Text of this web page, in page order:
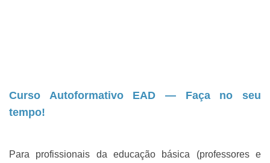
Curso Autoformativo EAD — Faça no seu
tempo!
Para profissionais da educação básica (professores e